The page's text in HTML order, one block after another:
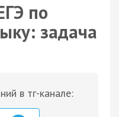
по
задача
в тг-канале: